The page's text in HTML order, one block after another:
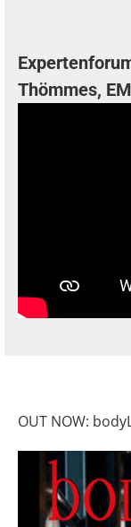
Thömmes,
OUT NOW: